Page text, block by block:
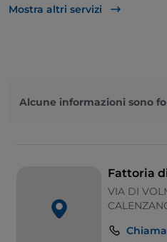
Si parla francese
Mostra altri servizi
Alcune informazioni sono
Fattoria
VIA DI
Chiama